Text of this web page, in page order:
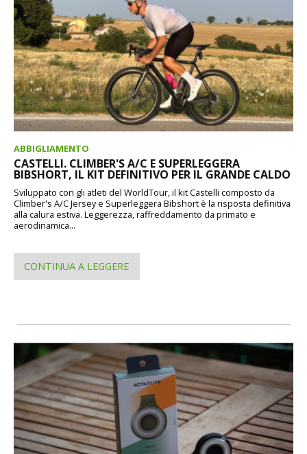
ABBIGLIAMENTO
CASTELLI. CLIMBER'S A/C E SUPERLEGGERA
BIBSHORT, IL KIT DEFINITIVO PER IL GRANDE CALDO
Sviluppato con gli atleti del WorldTour, il kit Castelli composto da
Climber's A/C Jersey e Superleggera Bibshort è la risposta definitiva
alla calura estiva. Leggerezza, raffreddamento da primato e
aerodinamica...
CONTINUA A LEGGERE